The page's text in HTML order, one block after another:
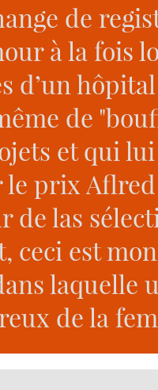
de
à la fois
d’un
de
et qui
prix
de las
ceci est
laquelle
de la